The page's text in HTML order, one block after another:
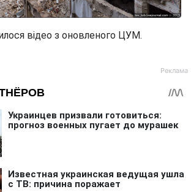
відео з оновленого ЦУМ.